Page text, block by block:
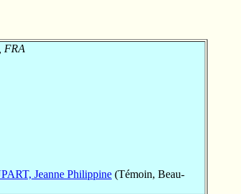
FRA
Jeanne Philippine (Témoin, Beau-